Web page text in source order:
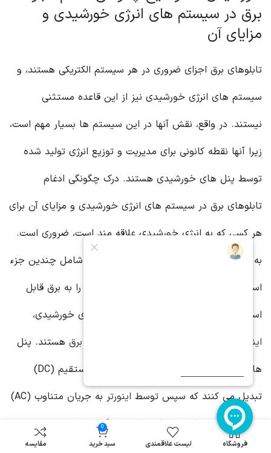
برق در سیستم های انرژی خورشیدی و
مزایای آن
تابلوهای برق اجزای ضروری در هر سیستم الکتریکی هستند، و
سیستم های انرژی خورشیدی نیز از این قاعده مستثنی
نیستند. در واقع، نقش آنها در این سیستم ها بسیار مهم است،
زیرا آنها نقطه کانونی برای مدیریت و توزیع انرژی تولید شده
توسط پنل های خورشیدی هستند. درک چگونگی ادغام
تابلوهای برق در سیستم های انرژی خورشیدی و مزایای آن برای
هر کسی که به انرژی خورشیدی علاقه مند است، ضروری است.
به طور خلاصه، یک سیستم انرژی خورشیدی شامل چندین جزء
است که با هم کار می کنند تا انرژی خورشید را به برق قابل
استفاده تبدیل کنند. این اجزا شامل پنل های خورشیدی،
اینورتر
تابلو برق هستند. پنل
های خورشیدی انرژی خورشید را به جریان مستقیم (DC)
تبدیل می کنند که سپس توسط اینورتر
به جریان متناوب (AC)
تبدیل می شود، که برای اکثر لوازم خانگی استفاده می شود.
فروشگاه لیست علاقمندی
0
سبد خرید مقایسه